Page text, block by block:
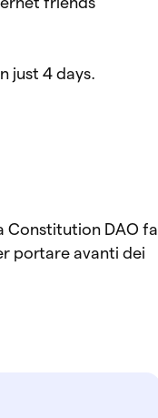
just 4 days.
Constitution DAO fa
portare avanti dei